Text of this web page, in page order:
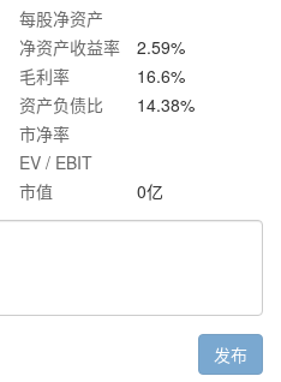
每股净资产
净资产收益率 2.59%
毛利率 16.6%
资产负债比 14.38%
市净率
EV / EBIT
市值 0亿
发布